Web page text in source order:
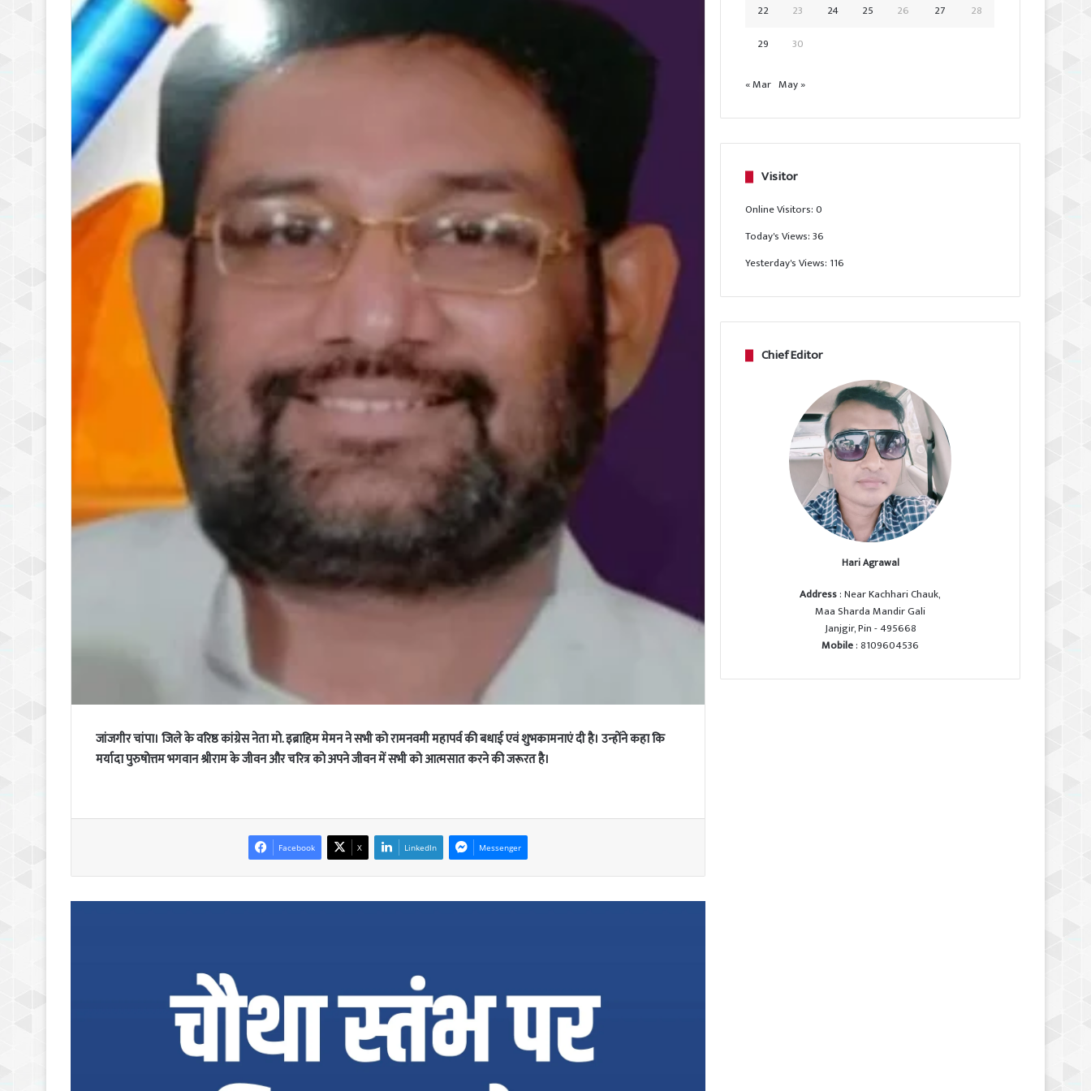
जांजगीर चांपा। जिले के वरिष्ठ कांग्रेस नेता मो. इब्राहिम मेमन ने सभी को रामनवमी महापर्व की बधाई एवं शुभकामनाएं दी है। उन्होंने कहा कि
मर्यादा पुरुषोत्तम भगवान श्रीराम के जीवन और चरित्र को अपने जीवन में सभी को आत्मसात करने की जरूरत है।
Facebook X LinkedIn Messenger
22 23 24 25 26 27
28
29
30
« Mar May »
Visitor
Online Visitors:0
Today's Views:36
Yesterday's Views: 116
Chief Editor
Hari Agrawal
Address: Near Kachhari Chauk,
Maa Sharda Mandir Gali
Janjgir, Pin - 495668
Mobile: 8109604536